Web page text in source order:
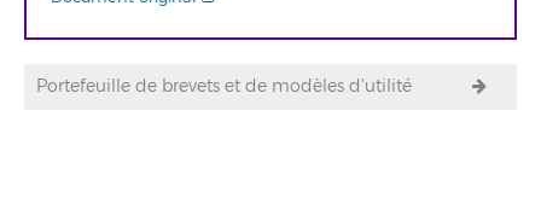
Portefeuille de brevets et de modèles d'utilité